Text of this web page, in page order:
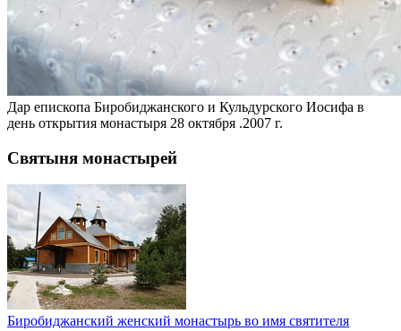
Дар епископа Биробиджанского и Кульдурского Иосифа в
день открытия монастыря 28 октября .2007 г.
Святыня монастырей
Биробиджанский женский монастырь во имя святителя